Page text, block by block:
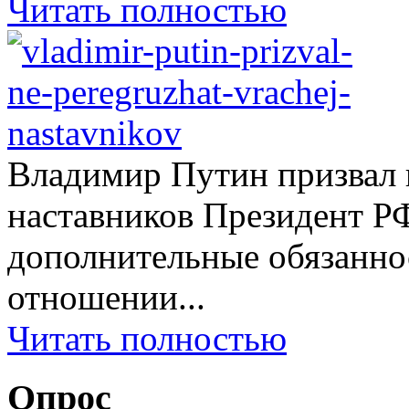
Читать полностью
Владимир Путин призвал
наставников Президент
дополнительные
отношении...
Читать полностью
Опрос